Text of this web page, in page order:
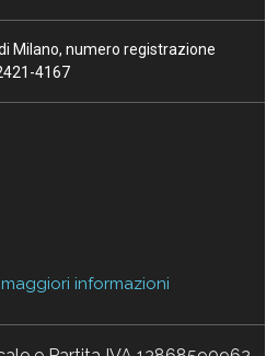
Milano, numero registrazione
4167
informazioni